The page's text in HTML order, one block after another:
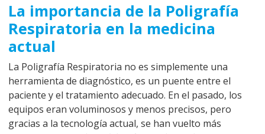
La importancia de la Poligrafía
Respiratoria en la medicina
actual
La Poligrafía Respiratoria no es simplemente una
herramienta de diagnóstico, es un puente entre el
paciente y el tratamiento adecuado. En el pasado, los
equipos eran voluminosos y menos precisos, pero
gracias a la tecnología actual, se han vuelto más